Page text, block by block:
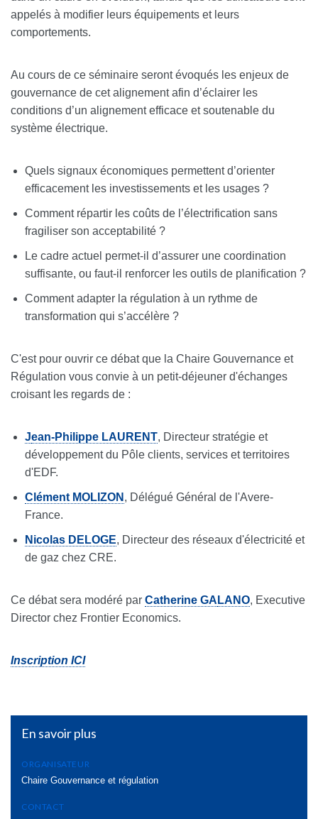
appelés à modifier leurs équipements et leurs
comportements.
Au cours de ce séminaire seront évoqués les enjeux de
gouvernance de cet alignement afin d’éclairer les
conditions d’un alignement efficace et soutenable du
système électrique.
Quels signaux économiques permettent d’orienter
efficacement les investissements et les usages ?
Comment répartir les coûts de l’électrification sans
fragiliser son acceptabilité ?
Le cadre actuel permet-il d’assurer une coordination
suffisante, ou faut-il renforcer les outils de planification ?
Comment adapter la régulation à un rythme de
transformation qui s’accélère ?
C'est pour ouvrir ce débat que la Chaire Gouvernance et
Régulation vous convie à un petit-déjeuner d'échanges
croisant les regards de :
Jean-Philippe LAURENT, Directeur stratégie et
développement du Pôle clients, services et territoires
d'EDF.
Clément MOLIZON , Délégué Général de l'Avere-
France.
Nicolas DELOGE, Directeur des réseaux d'électricité et
de gaz chez CRE.
Ce débat sera modéré par Catherine GA LANO, Executive
Director chez Frontier Economics.
Inscription ICI
En savoir plus
ORGANISATEUR
Chaire Gouvernance et régulation
CONTACT